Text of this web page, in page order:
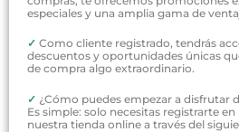
especiales y una amplia gama de
✓ Como cliente registrado, tendrás
descuentos y oportunidades únicas
de compra algo extraordinario.
✓ ¿Cómo puedes empezar a disfrutar
Es simple: solo necesitas registrarte en
nuestra tienda online a través del